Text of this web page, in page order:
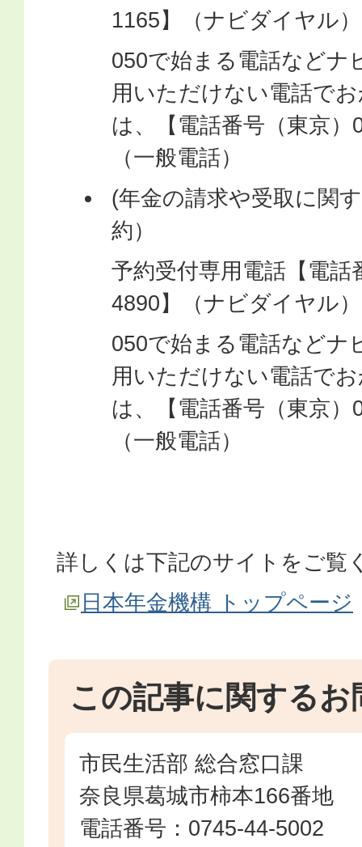
1165】（ナビダイヤル）
050で始まる電話などナ
用いただけない電話で
は、【電話番号（東京）
（一般電話）
(年金の請求や受取に関
約）
予約受付専用電話【電話
4890】（ナビダイヤル）
050で始まる電話などナ
用いただけない電話で
は、【電話番号（東京）
（一般電話）
詳しくは下記のサイトをご覧
日本年金機構 トップページ
この記事に関するお
市民生活部 総合窓口課
奈良県葛城市柿本166番地
電話番号：0745-44-5002